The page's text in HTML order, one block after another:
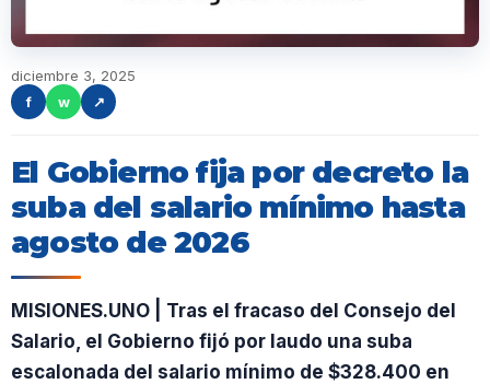
diciembre 3, 2025
f
w ↗
El Gobierno fija por decreto la
suba del salario mínimo hasta
agosto de 2026
MISIONES.UNO | Tras el fracaso del Consejo del
Salario, el Gobierno fijó por laudo una suba
escalonada del salario mínimo de $328.400 en